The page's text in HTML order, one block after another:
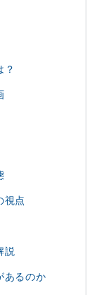
？
視点
説
あるのか